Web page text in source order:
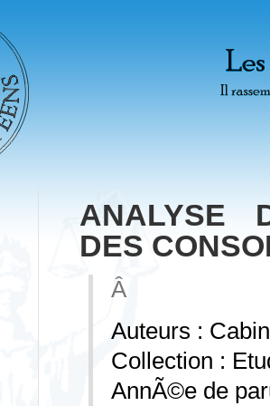
ANALYSE
DES
Â
Auteurs :
Collection :
AnnÃ©e de